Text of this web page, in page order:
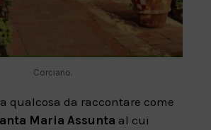
Corciano.
qualcosa da raccontare come
Maria Assunta al cui